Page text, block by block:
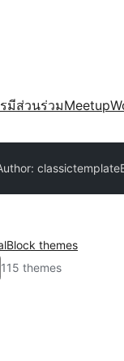
มีส่วนร่วมMeetup
classictemplate
Block themes
115 themes